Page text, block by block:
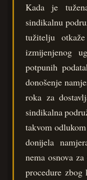
Kada je
sindikalnu
tužitelju
izmijenjenog
potpunih
donošenje
roka za
sindikalna
takvom
donijela
nema osnova
procedure